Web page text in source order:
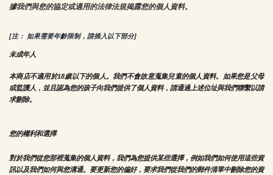
據我們與您的協定或適用的法律法規揭露您的個人資料。
[注： 如果需要年齡限制，請插入以下部分]
未成年人
本商店不適用於18歲以下的個人。我們不會故意蒐集兒童的個人資料。如果您是父母
或監護人，並且認為您的孩子向我們提供了個人資料，請通過上述位址與我們聯繫以請
求刪除。
您的權利和選擇
對於我們從您那裡蒐集的個人資料，我們為您提供某些選擇，例如我們如何使用這些資
訊以及我們如何與您溝通。要更新您的偏好，要求我們從我們的郵件清單中刪除您的資